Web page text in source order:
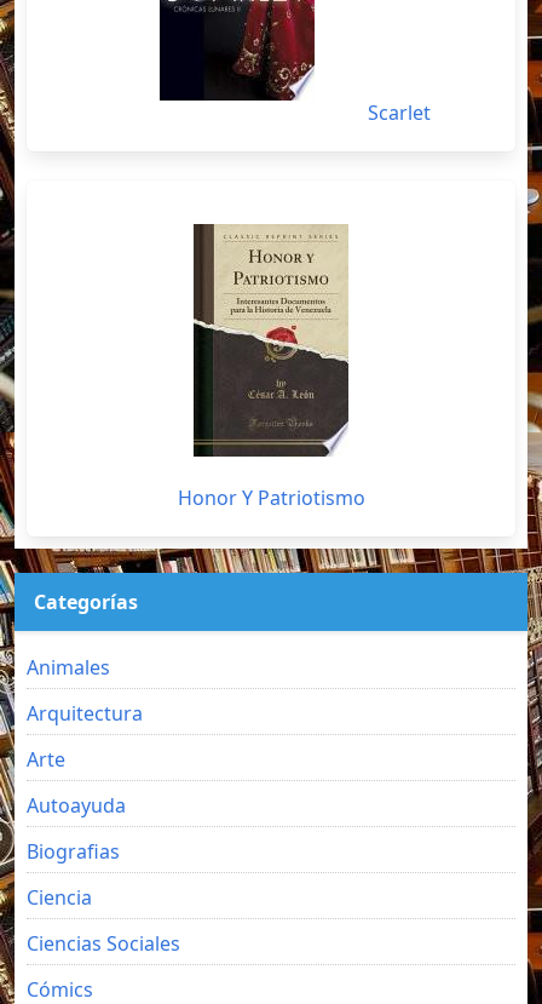
Scarlet
Honor Y Patriotismo
Categorías
Animales
Arquitectura
Arte
Autoayuda
Biografias
Ciencia
Ciencias Sociales
Cómics